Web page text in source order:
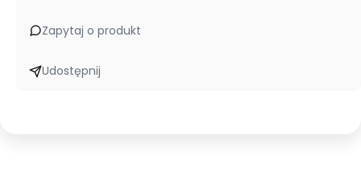
Zapytaj o produkt
Udostępnij